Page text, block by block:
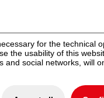
for the technical
the usability of this
and social networks, will